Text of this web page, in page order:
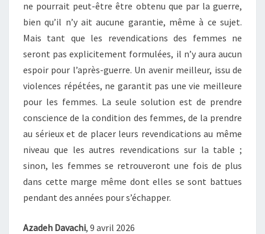
ne pourrait peut-être être obtenu que par la guerre,
bien qu’il n’y ait aucune garantie, même à ce sujet.
Mais tant que les revendications des femmes ne
seront pas explicitement formulées, il n’y aura aucun
espoir pour l’après-guerre. Un avenir meilleur, issu de
violences répétées, ne garantit pas une vie meilleure
pour les femmes. La seule solution est de prendre
conscience de la condition des femmes, de la prendre
au sérieux et de placer leurs revendications au même
niveau que les autres revendications sur la table ;
sinon, les femmes se retrouveront une fois de plus
dans cette marge même dont elles se sont battues
pendant des années pour s’échapper.
Azadeh Davachi, 9 avril 2026